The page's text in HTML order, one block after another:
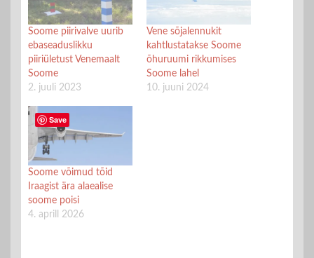
Soome piirivalve uurib
ebaseaduslikku
piiriületust Venemaalt
Soome
2. juuli 2023
Vene sõjalennukit
kahtlustatakse Soome
õhuruumi rikkumises
Soome lahel
10. juuni 2024
Soome võimud tõid
Iraagist ära alaealise
soome poisi
4. aprill 2026
Save